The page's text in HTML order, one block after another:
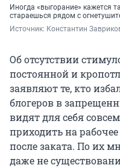
Иногда «выгорание» кажется
стараешься рядом с
Источник: Константин
Об отсутствии
постоянной и
заявляют те, кто
блогеров в
видят для себя
приходить на
после заката. По их
даже не